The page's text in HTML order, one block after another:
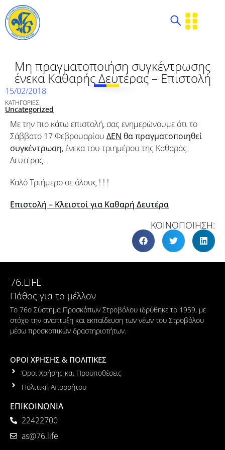
Μη πραγματοποιήση συγκέντρωσης
ένεκα Καθαρής Δευτέρας – Επιστολή
15/02/2018
ΚΑΤΗΓΟΡΙΕΣ:
Uncategorized
Με την πιο κάτω επιστολή, σας ενημερώνουμε ότι το
Σάββατο 17 Φεβρουαρίου ΔΕΝ θα πραγματοποιηθεί
συγκέντρωση, ένεκα του τριημέρου της Καθαράς
Δευτέρας.
Καλό Τριήμερο σε όλους ! ! !
Επιστολή – Κλειστοί για Καθαρή Δευτέρα
ΚΟΙΝΟΠΟΙΗΣΗ:
76.LIFE
Πάθος για το μέλλον
Το 76ο Σύστημα Προσκόπων Στροβόλου ιδρύθηκε το 1959, με
στόχο την ανάπτυξη και εκπαίδευση των νέων του Στροβόλου
μέσω προσκοπικών δραστηριοτήτων.
ΟΡΟΙ ΧΡΗΣΗΣ & ΠΟΛΙΤΙΚΕΣ
Όροι Χρήσης και Προϋποθέσεις
Πολιτική Απορρήτου
ΕΠΙΚΟΙΝΩΝΙΑ
22422700
as@76.life